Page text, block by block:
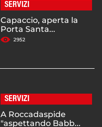
SERVIZI
Capaccio, aperta la
Porta Santa...
2952
SERVIZI
A Roccadaspide
"aspettando Babb...